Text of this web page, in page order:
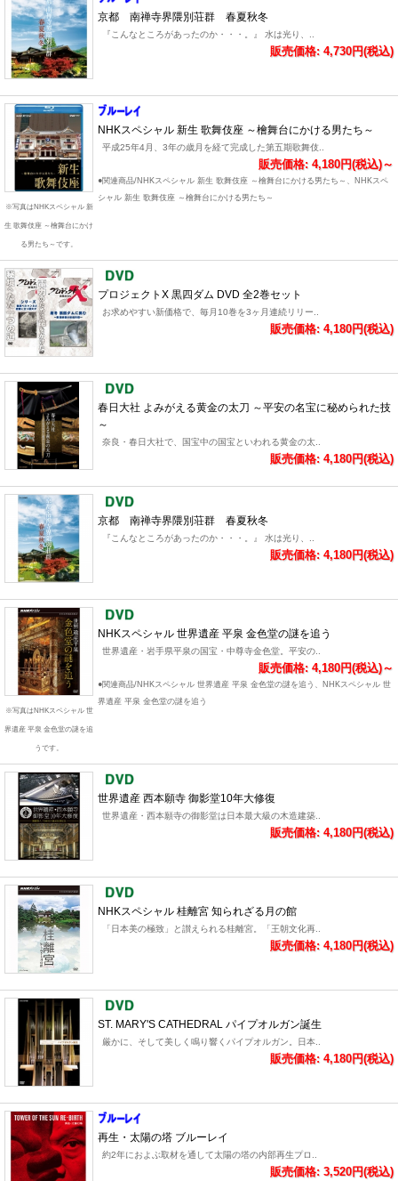
京都 南禅寺界隈別荘群 春夏秋冬
『こんなところがあったのか・・・。』 水は光り、..
販売価格: 4,730円(税込)
※写真はNHKスペシャル 新
生 歌舞伎座 ～檜舞台にかけ
る男たち～です。
NHKスペシャル 新生 歌舞伎座 ～檜舞台にかける男たち～
平成25年4月、3年の歳月を経て完成した第五期歌舞伎..
販売価格: 4,180円(税込)～
●関連商品/NHKスペシャル 新生 歌舞伎座 ～檜舞台にかける男たち～、NHKスペ
シャル 新生 歌舞伎座 ～檜舞台にかける男たち～
プロジェクトX 黒四ダム DVD 全2巻セット
お求めやすい新価格で、毎月10巻を3ヶ月連続リリー..
販売価格: 4,180円(税込)
春日大社 よみがえる黄金の太刀 ～平安の名宝に秘められた技
～
奈良・春日大社で、国宝中の国宝といわれる黄金の太..
販売価格: 4,180円(税込)
京都 南禅寺界隈別荘群 春夏秋冬
『こんなところがあったのか・・・。』 水は光り、..
販売価格: 4,180円(税込)
※写真はNHKスペシャル 世
界遺産 平泉 金色堂の謎を追
うです。
NHKスペシャル 世界遺産 平泉 金色堂の謎を追う
世界遺産・岩手県平泉の国宝・中尊寺金色堂。平安の..
販売価格: 4,180円(税込)～
●関連商品/NHKスペシャル 世界遺産 平泉 金色堂の謎を追う、NHKスペシャル 世
界遺産 平泉 金色堂の謎を追う
世界遺産 西本願寺 御影堂10年大修復
世界遺産・西本願寺の御影堂は日本最大級の木造建築..
販売価格: 4,180円(税込)
NHKスペシャル 桂離宮 知られざる月の館
「日本美の極致」と讃えられる桂離宮。「王朝文化再..
販売価格: 4,180円(税込)
ST. MARY'S CATHEDRAL パイプオルガン誕生
厳かに、そして美しく鳴り響くパイプオルガン。日本..
販売価格: 4,180円(税込)
再生・太陽の塔 ブルーレイ
約2年におよぶ取材を通して太陽の塔の内部再生プロ..
販売価格: 3,520円(税込)